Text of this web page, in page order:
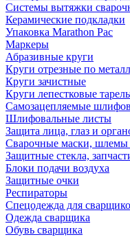
Системы вытяжки
Керамические подкладки
Упаковка Marathon Pac
Маркеры
Абразивные круги
Круги отрезные по
Круги зачистные
Круги лепестковые
Самозацепляемые
Шлифовальные листы
Защита лица, глаз и
Сварочные маски,
Защитные стекла,
Блоки подачи воздуха
Защитные очки
Респираторы
Спецодежда для
Одежда сварщика
Обувь сварщика